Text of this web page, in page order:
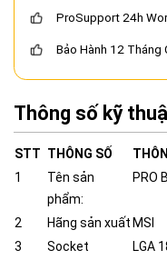
ProSupport 24h
Bảo Hành 12 Tháng
Thông số kỹ
STT THÔNG SỐ
1
Tên sản
phẩm:
PRO
2 Hãng sản xuất MSI
3
Socket
LGA